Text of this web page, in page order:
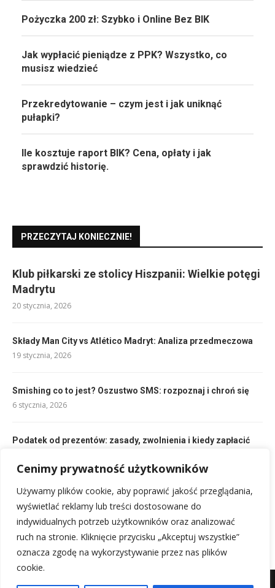
Cenimy prywatność użytkowników
Używamy plików cookie, aby poprawić jakość przeglądania,
wyświetlać reklamy lub treści dostosowane do
indywidualnych potrzeb użytkowników oraz analizować
ruch na stronie. Kliknięcie przycisku „Akceptuj wszystkie”
oznacza zgodę na wykorzystywanie przez nas plików
cookie.
Pożyczka 200 zł: Szybko i Online Bez BIK
Jak wypłacić pieniądze z PPK? Wszystko, co
musisz wiedzieć
Przekredytowanie – czym jest i jak uniknąć
pułapki?
Ile kosztuje raport BIK? Cena, opłaty i jak
sprawdzić historię.
PRZECZYTAJ KONIECZNIE!
Klub piłkarski ze stolicy Hiszpanii: Wielkie potęgi
Madrytu
20 stycznia, 2026
Składy Man City vs Atlético Madryt: Analiza przedmeczowa
19 stycznia, 2026
Smishing co to jest? Oszustwo SMS: rozpoznaj i chroń się
6 stycznia, 2026
Podatek od prezentów: zasady, zwolnienia i kiedy zapłacić
Płatność odroczona: Co to jest i jak działa? Twój przewodnik
po BNPL
4 stycznia, 2026